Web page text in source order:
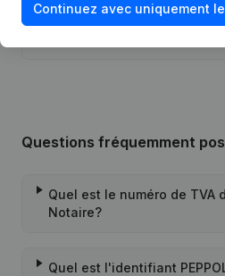
12-12-2016
Rubrique
Personne
Questions fréquemment
Quel est le numéro de TVA
Notaire?
Quel est l'identifiant
Continuez avec uniquement